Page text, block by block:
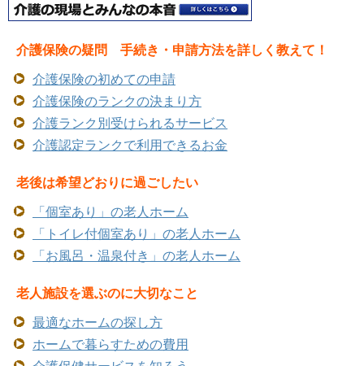
介護保険の疑問 手続き・申請方法を詳しく教えて！
介護保険の初めての申請
介護保険のランクの決まり方
介護ランク別受けられるサービス
介護認定ランクで利用できるお金
老後は希望どおりに過ごしたい
「個室あり」の老人ホーム
「トイレ付個室あり」の老人ホーム
「お風呂・温泉付き」の老人ホーム
老人施設を選ぶのに大切なこと
最適なホームの探し方
ホームで暮らすための費用